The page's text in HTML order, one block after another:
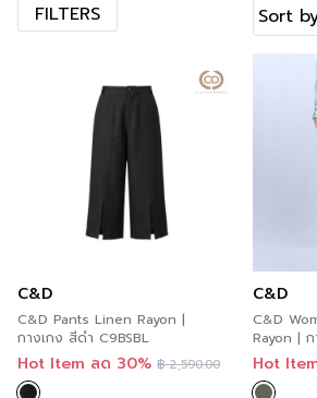
FILTERS
C&D
C&D Pants Linen Rayon |
กางเกง สีดำ C9BSBL
Hot Item ลด 30% ฿2,590.00
C&D
C&D
Rayon |
Hot